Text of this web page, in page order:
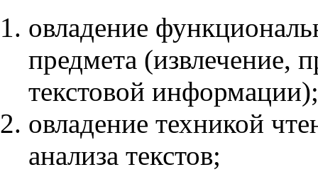
овладение
предмета (извлечение,
текстовой информации);
овладение техникой
анализа текстов;